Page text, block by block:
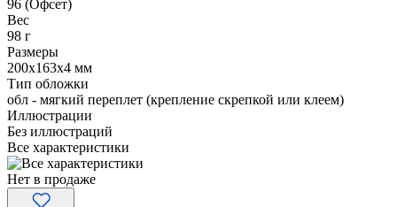
96 (Офсет)
Вес
98 г
Размеры
200x163x4 мм
Тип обложки
обл - мягкий переплет (крепление скрепкой или клеем)
Иллюстрации
Без иллюстраций
Все характеристики
Нет в продаже